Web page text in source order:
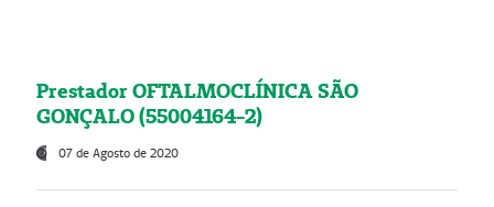
Prestador OFTALMOCLÍNICA SÃO
GONÇALO (55004164-2)
07 de Agosto de 2020